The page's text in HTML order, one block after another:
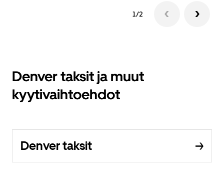
1/2
Denver taksit ja muut
kyytivaihtoehdot
Denver taksit